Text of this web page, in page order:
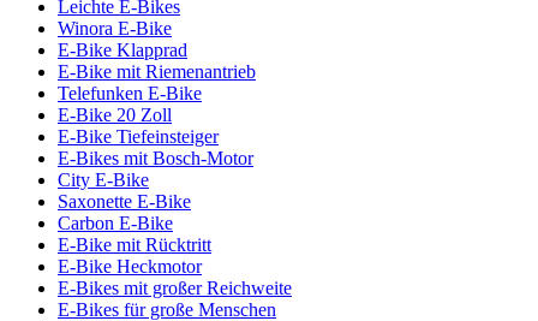
Leichte E-Bikes
Winora E-Bike
E-Bike Klapprad
E-Bike mit Riemenantrieb
Telefunken E-Bike
E-Bike 20 Zoll
E-Bike Tiefeinsteiger
E-Bikes mit Bosch-Motor
City E-Bike
Saxonette E-Bike
Carbon E-Bike
E-Bike mit Rücktritt
E-Bike Heckmotor
E-Bikes mit großer Reichweite
E-Bikes für große Menschen